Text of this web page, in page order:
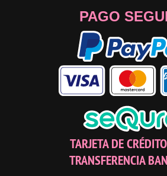
PAGO
TARJETA DE
TRANSFERENCIA